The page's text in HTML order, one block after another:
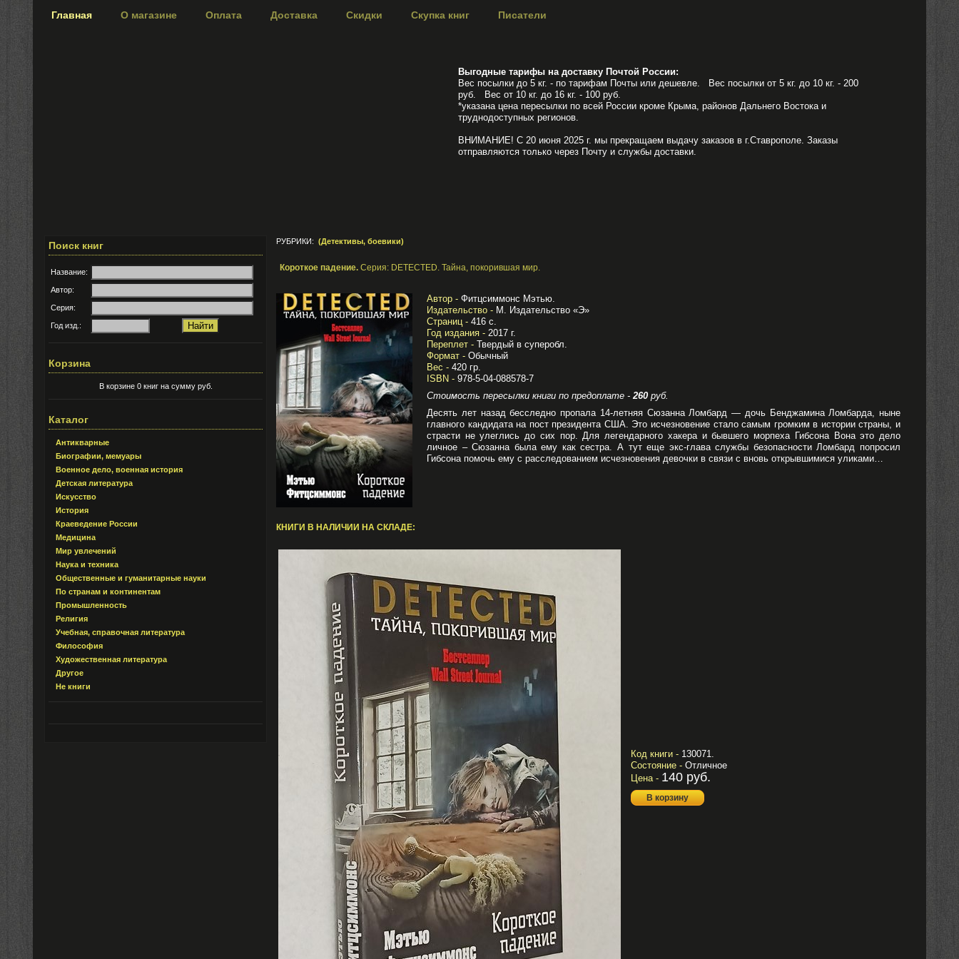
Главная О магазине Оплата Доставка Скидки Скупка книг Писатели
Выгодные тарифы на доставку Почтой России:
Вес посылки до 5 кг. - по тарифам Почты или дешевле. Вес посылки от 5 кг. до 10 кг. - 200
руб. Вес от 10 кг. до 16 кг. - 100 руб.
*указана цена пересылки по всей России кроме Крыма, районов Дальнего Востока и
труднодоступных регионов.
ВНИМАНИЕ! С 20 июня 2025 г. мы прекращаем выдачу заказов в г.Ставрополе. Заказы
отправляются только через Почту и службы доставки.
Поиск книг
Название:
Автор:
Серия:
Год изд.:
Корзина
В корзине 0 книг на сумму руб.
Каталог
Антикварные
Биографии, мемуары
Военное дело, военная история
Детская литература
Искусство
История
Краеведение России
Медицина
Мир увлечений
Наука и техника
Общественные и гуманитарные науки
По странам и континентам
Промышленность
Религия
Учебная, справочная литература
Философия
Художественная литература
Другое
Не книги
РУБРИКИ: (Детективы, боевики)
Короткое падение. Серия: DETECTED. Тайна, покорившая мир.
Автор - Фитцсиммонс Мэтью.
Издательство - М. Издательство «Э»
Страниц - 416 с.
Год издания - 2017 г.
Переплет - Твердый в суперобл.
Формат - Обычный
Вес - 420 гр.
ISBN - 978-5-04-088578-7
Стоимость пересылки книги по предоплате -260 руб.
Десять лет назад бесследно пропала 14-летняя Сюзанна Ломбард — дочь Бенджамина Ломбарда, ныне
главного кандидата на пост президента США. Это исчезновение стало самым громким в истории страны, и
страсти не улеглись до сих пор. Для легендарного хакера и бывшего морпеха Гибсона Вона это дело
личное – Сюзанна была ему как сестра. А тут еще экс-глава службы безопасности Ломбард попросил
Гибсона помочь ему с расследованием исчезновения девочки в связи с вновь открывшимися уликами…
КНИГИ В НАЛИЧИИ НА СКЛАДЕ:
Код книги - 130071.
Состояние - Отличное
Цена - 140 руб.
В корзину